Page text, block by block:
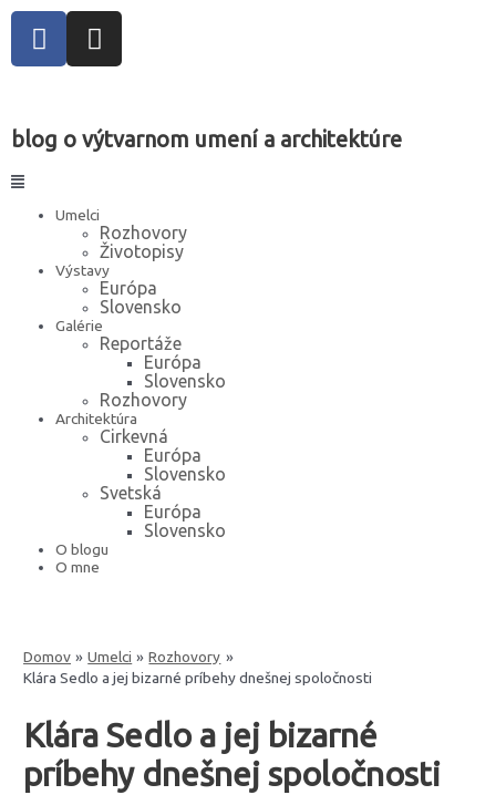
blog o výtvarnom umení a architektúre
Umelci
Rozhovory
Životopisy
Výstavy
Európa
Slovensko
Galérie
Reportáže
Európa
Slovensko
Rozhovory
Architektúra
Cirkevná
Európa
Slovensko
Svetská
Európa
Slovensko
O blogu
O mne
Domov Umelci
Rozhovory
Klára Sedlo a jej bizarné príbehy dnešnej spoločnosti
Klára Sedlo a jej bizarné
príbehy dnešnej spoločnosti